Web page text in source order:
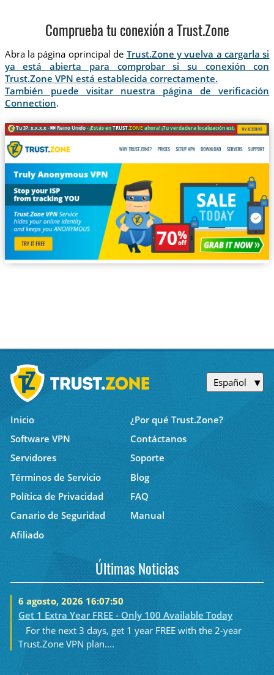
Comprueba tu conexión a Trust.Zone
Abra la página oprincipal de Trust.Zone y vuelva a cargarla si
ya está abierta para comprobar si su conexión con
Trust.Zone VPN está establecida correctamente.
También puede visitar nuestra página de verificación
Connection.
Tu IP: x.x.x.x · Reino Unido ·¡Estás enTRUST.ZONE ahora! ¡Tu verdadera localización está oculta!
Español
Inicio
¿Por qué Trust.Zone?
Software VPN
Contáctanos
Servidores
Soporte
Términos de Servicio
Blog
Política de Privacidad
FAQ
Canario de Seguridad
Manual
Afiliado
Últimas Noticias
6 agosto, 2026 16:07:50
Get 1 Extra Year FREE - Only 100 Available Today
For the next 3 days, get 1 year FREE with the 2-year
Trust.Zone VPN plan....